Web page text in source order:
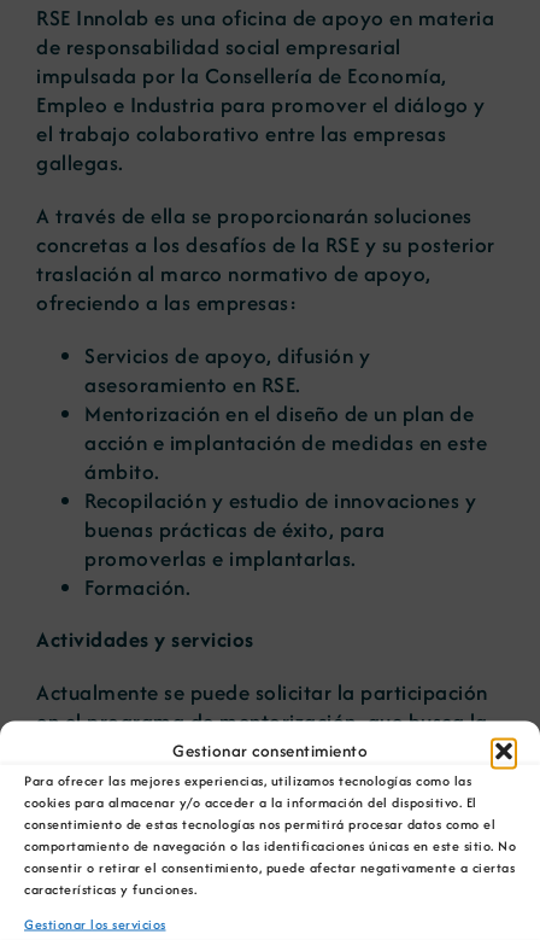
Gestionar consentimiento
Para ofrecer las mejores experiencias, utilizamos tecnologías como las
cookies para almacenar y/o acceder a la información del dispositivo. El
consentimiento de estas tecnologías nos permitirá procesar datos como el
comportamiento de navegación o las identificaciones únicas en este sitio. No
consentir o retirar el consentimiento, puede afectar negativamente a ciertas
características y funciones.
Gestionar los servicios
RSE Innolab es una oficina de apoyo en materia
de responsabilidad social empresarial
impulsada por la Consellería de Economía,
Empleo e Industria para promover el diálogo y
el trabajo colaborativo entre las empresas
gallegas.
A través de ella se proporcionarán soluciones
concretas a los desafíos de la RSE y su posterior
traslación al marco normativo de apoyo,
ofreciendo a las empresas:
Servicios de apoyo, difusión y
asesoramiento en RSE.
Mentorización en el diseño de un plan de
acción e implantación de medidas en este
ámbito.
Recopilación y estudio de innovaciones y
buenas prácticas de éxito, para
promoverlas e implantarlas.
Formación.
Actividades y servicios
Actualmente se puede solicitar la participación
en elprograma de mentorización, que busca la
inclusión de la responsabilidad social
empresarial en las pymes mediante el impulso
de proyectos piloto tutorizados por personal
experto. Más adelante pondrán en marcha un
programa específico para personal directivo,
con un servicio de apoyo y asesoramiento
personalizado, para el diseño de proyectos